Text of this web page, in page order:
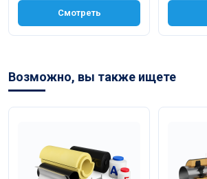
Смотреть
Возможно, вы также ищете